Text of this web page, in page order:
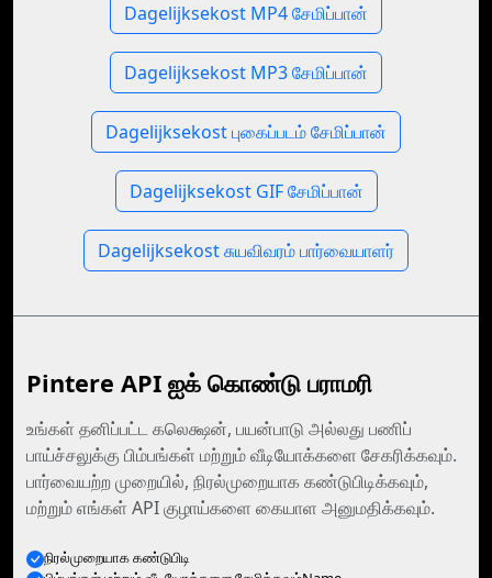
Dagelijksekost MP4 சேமிப்பான்
Dagelijksekost MP3 சேமிப்பான்
Dagelijksekost புகைப்படம் சேமிப்பான்
Dagelijksekost GIF சேமிப்பான்
Dagelijksekost சுயவிவரம் பார்வையாளர்
Pintere API ஐக் கொண்டு பராமரி
உங்கள் தனிப்பட்ட கலெக்ஷன், பயன்பாடு அல்லது பணிப்
பாய்ச்சலுக்கு பிம்பங்கள் மற்றும் வீடியோக்களை சேகரிக்கவும்.
பார்வையற்ற முறையில், நிரல்முறையாக கண்டுபிடிக்கவும்,
மற்றும் எங்கள் API குழாய்களை கையாள அனுமதிக்கவும்.
நிரல்முறையாக கண்டுபிடி